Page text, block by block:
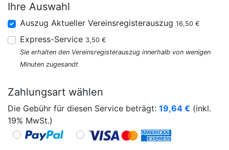
Ihre Auswahl
Auszug Aktueller Vereinsregisterauszug 16,50 €
Express-Service 3,50 €
Sie erhalten den Vereinsregisterauszug innerhalb von wenigen
Minuten zugesandt
Zahlungsart wählen
Die Gebühr für diesen Service beträgt: 19,64 € (inkl.
19% MwSt.)